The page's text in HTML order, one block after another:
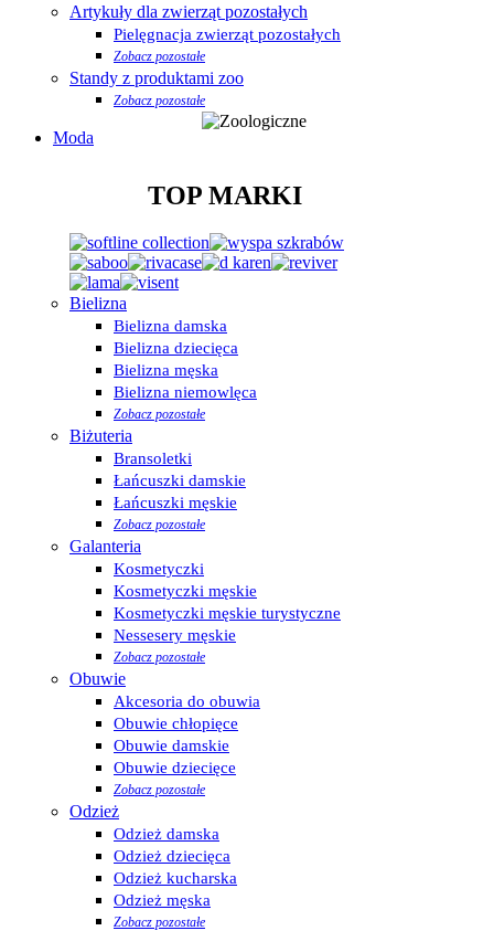
Artykuły dla zwierząt pozostałych
Pielęgnacja zwierząt pozostałych
Zobacz pozostałe
Standy z produktami zoo
Zobacz pozostałe
Moda
TOP MARKI
Bielizna
Bielizna damska
Bielizna dziecięca
Bielizna męska
Bielizna niemowlęca
Zobacz pozostałe
Biżuteria
Bransoletki
Łańcuszki damskie
Łańcuszki męskie
Zobacz pozostałe
Galanteria
Kosmetyczki
Kosmetyczki męskie
Kosmetyczki męskie turystyczne
Nessesery męskie
Zobacz pozostałe
Obuwie
Akcesoria do obuwia
Obuwie chłopięce
Obuwie damskie
Obuwie dziecięce
Zobacz pozostałe
Odzież
Odzież damska
Odzież dziecięca
Odzież kucharska
Odzież męska
Zobacz pozostałe